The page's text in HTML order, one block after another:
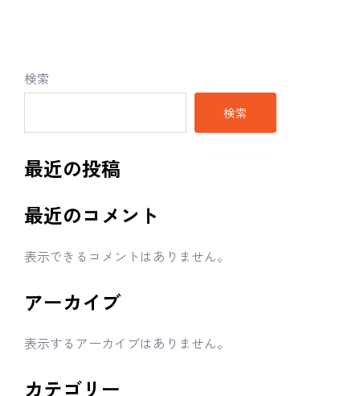
検索
検索
最近の投稿
最近のコメント
表示できるコメントはありません。
アーカイブ
表示するアーカイブはありません。
カテゴリー